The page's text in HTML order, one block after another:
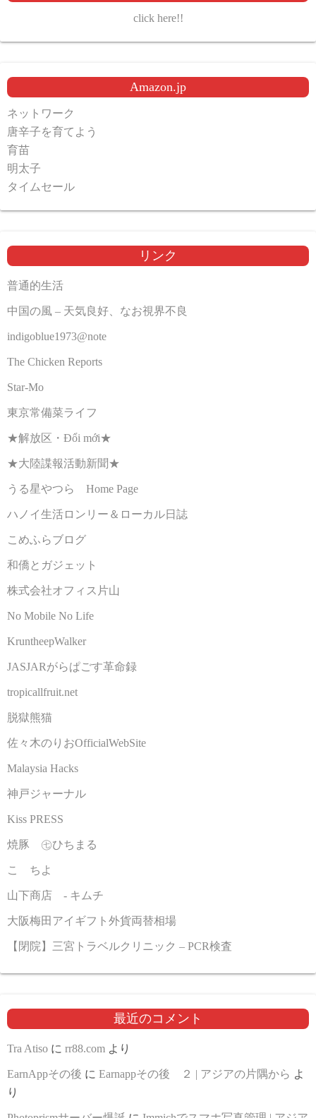
click here!!
Amazon.jp
ネットワーク
唐辛子を育てよう
育苗
明太子
タイムセール
リンク
普通的生活
中国の風 – 天気良好、なお視界不良
indigoblue1973@note
The Chicken Reports
Star-Mo
東京常備菜ライフ
★解放区・Đổi mới★
★大陸諜報活動新聞★
うる星やつら Home Page
ハノイ生活ロンリー＆ローカル日誌
こめふらブログ
和僑とガジェット
株式会社オフィス片山
No Mobile No Life
KruntheepWalker
JASJARがらぱごす革命録
tropicallfruit.net
脱獄熊猫
佐々木のりおOfficialWebSite
Malaysia Hacks
神戸ジャーナル
Kiss PRESS
焼豚 ㊆ひちまる
こゝちよ
山下商店 - キムチ
大阪梅田アイギフト外貨両替相場
【閉院】三宮トラベルクリニック – PCR検査
最近のコメント
Tra Atiso に rr88.com より
EarnAppその後 に Earnappその後 ２ | アジアの片隅から よ
り